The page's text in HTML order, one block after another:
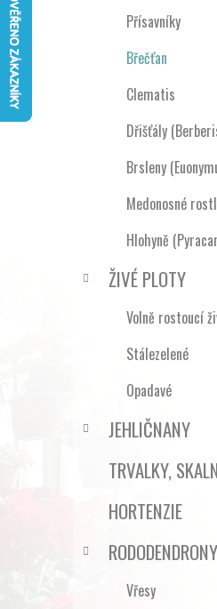
Přísavníky
Břečťan
Clematis
Dřišťály
Brsleny
Medonosné
Hlohyně
ŽIVÉ PLOTY
Volně rostoucí
Stálezelené
Opadavé
JEHLIČNANY
TRVALKY,
HORTENZIE
Vřesy